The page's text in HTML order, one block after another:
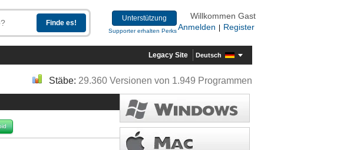
Unterstützung
Supporter erhalten Perks
Willkommen Gast
Anmelden
Register
Legacy Site Deutsch
Stäbe: 29.360 Versionen von 1.949 Programmen